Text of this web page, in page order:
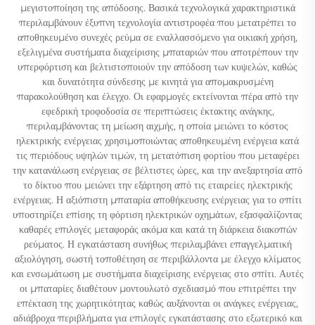
μεγιστοποίηση της απόδοσης. Βασικά τεχνολογικά χαρακτηριστικά
περιλαμβάνουν έξυπνη τεχνολογία αντιστροφέα που μετατρέπει το
αποθηκευμένο συνεχές ρεύμα σε εναλλασσόμενο για οικιακή χρήση,
εξελιγμένα συστήματα διαχείρισης μπαταριών που αποτρέπουν την
υπερφόρτιση και βελτιστοποιούν την απόδοση των κυψελών, καθώς
και δυνατότητα σύνδεσης με κινητά για απομακρυσμένη
παρακολούθηση και έλεγχο. Οι εφαρμογές εκτείνονται πέρα από την
εφεδρική τροφοδοσία σε περιπτώσεις έκτακτης ανάγκης,
περιλαμβάνοντας τη μείωση αιχμής, η οποία μειώνει το κόστος
ηλεκτρικής ενέργειας χρησιμοποιώντας αποθηκευμένη ενέργεια κατά
τις περιόδους υψηλών τιμών, τη μετατόπιση φορτίου που μεταφέρει
την κατανάλωση ενέργειας σε βέλτιστες ώρες, και την ανεξαρτησία από
το δίκτυο που μειώνει την εξάρτηση από τις εταιρείες ηλεκτρικής
ενέργειας. Η αξιόπιστη μπαταρία αποθήκευσης ενέργειας για το σπίτι
υποστηρίζει επίσης τη φόρτιση ηλεκτρικών οχημάτων, εξασφαλίζοντας
καθαρές επιλογές μεταφοράς ακόμα και κατά τη διάρκεια διακοπών
ρεύματος. Η εγκατάσταση συνήθως περιλαμβάνει επαγγελματική
αξιολόγηση, σωστή τοποθέτηση σε περιβάλλοντα με έλεγχο κλίματος
και ενσωμάτωση με συστήματα διαχείρισης ενέργειας στο σπίτι. Αυτές
οι μπαταρίες διαθέτουν μοντουλωτό σχεδιασμό που επιτρέπει την
επέκταση της χωρητικότητας καθώς αυξάνονται οι ανάγκες ενέργειας,
αδιάβροχα περιβλήματα για επιλογές εγκατάστασης στο εξωτερικό και